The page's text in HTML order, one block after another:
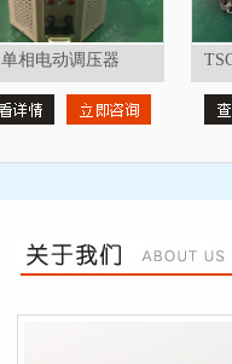
单相电动调压器